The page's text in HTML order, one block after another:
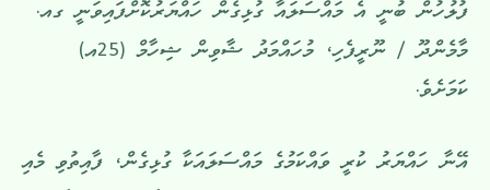
ފުލުހުން ބުނީ އެ މައްސަލައާ ގުޅިގެން ހައްޔަރުކޮށްފައިވަނީ ގއ.
މާމެންދޫ / ނޫރީފެހި، މުހައްމަދު ޝާވިން ޝިހާމް (25އ)
ކަމަށެވެ.
އޭނާ ހައްޔަރު ކުރީ ވައްކަމުގެ މައްސަލައަކާ ގުޅިގެން، ފާއިތުވި މެއި